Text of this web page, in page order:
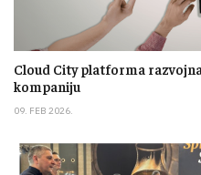
Cloud City platforma
kompaniju
09. FEB 2026.